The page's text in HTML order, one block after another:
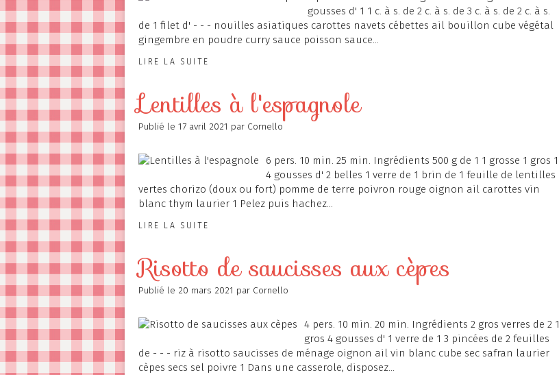
gousses d' 1 1 c. à s. de 2 c. à s. de 3 c. à s. de 2 c. à s.
de 1 filet d' - - - nouilles asiatiques carottes navets cébettes ail bouillon cube végétal
gingembre en poudre curry sauce poisson sauce...
LIRE LA SUITE
Lentilles à l'espagnole
Publié le 17 avril 2021 par Cornello
6 pers. 10 min. 25 min. Ingrédients 500 g de 1 1 grosse 1 gros 1
4 gousses d' 2 belles 1 verre de 1 brin de 1 feuille de lentilles
vertes chorizo (doux ou fort) pomme de terre poivron rouge oignon ail carottes vin
blanc thym laurier 1 Pelez puis hachez...
LIRE LA SUITE
Risotto de saucisses aux cèpes
Publié le 20 mars 2021 par Cornello
4 pers. 10 min. 20 min. Ingrédients 2 gros verres de 2 1
gros 4 gousses d' 1 verre de 1 3 pincées de 2 feuilles
de - - - riz à risotto saucisses de ménage oignon ail vin blanc cube sec safran laurier
cèpes secs sel poivre 1 Dans une casserole, disposez...